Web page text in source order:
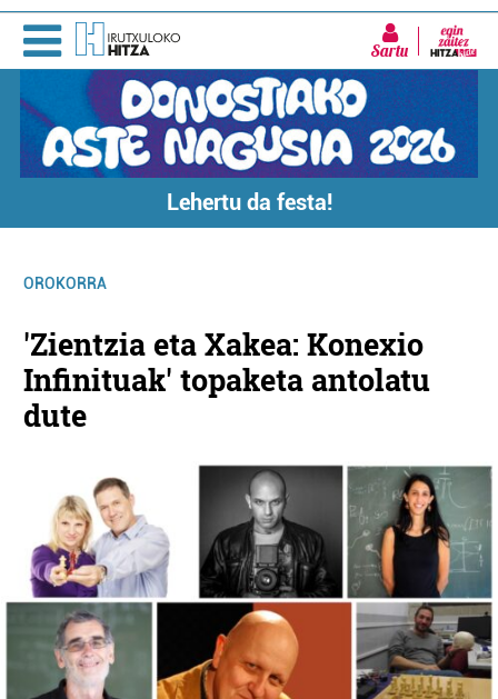
Sartu
Lehertu da festa!
OROKORRA
'Zientzia eta Xakea: Konexio
Infinituak' topaketa antolatu
dute